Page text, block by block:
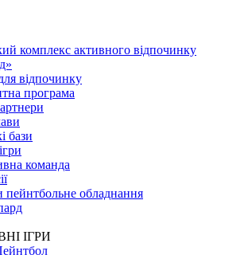
комплекс активного відпочинку
відпочинку
програма
бази
команда
пейнтбольне обладнання
ІГРИ